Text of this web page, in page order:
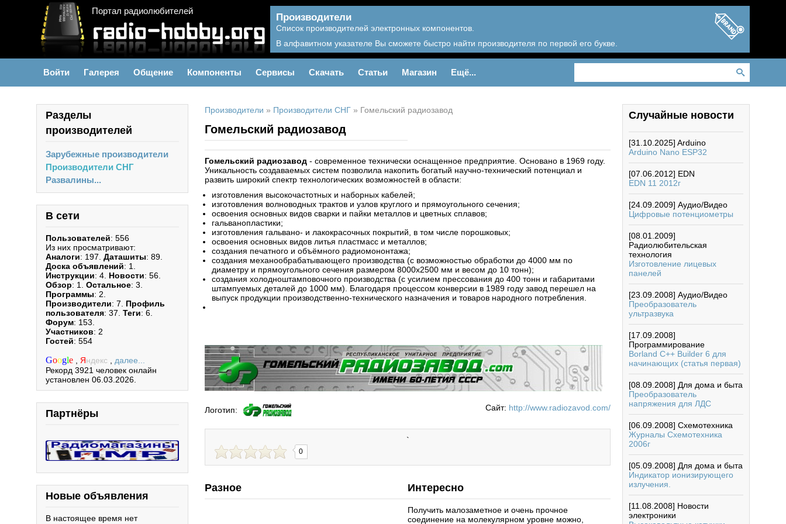
Портал радиолюбителей
Производители
Список производителей электронных компонентов.
В алфавитном указателе Вы сможете быстро найти производителя по первой его букве.
Войти Галерея Общение Компоненты Сервисы Скачать Статьи Магазин Ещё...
Разделы
производителей
Зарубежные производители
Производители СНГ
Развалины...
В сети
Пользователей: 556
Из них просматривают:
Аналоги: 197. Даташиты: 89.
Доска объявлений: 1.
Инструкции: 4. Новости: 56.
Обзор: 1. Остальное: 3.
Программы: 2.
Производители: 7. Профиль
пользователя: 37. Теги: 6.
Форум: 153.
Участников: 2
Гостей: 554
Google Яндекс
далее...
Рекорд 3921 человек онлайн
установлен 06.03.2026.
Партнёры
Новые объявления
В настоящее время нет
Производители » Производители СНГ » Гомельский радиозавод
Гомельский радиозавод
Гомельский радиозавод - современное технически оснащенное предприятие. Основано в 1969 году.
Уникальность создаваемых систем позволила накопить богатый научно-технический потенциал и
развить широкий спектр технологических возможностей в области:
изготовления высокочастотных и наборных кабелей;
изготовления волноводных трактов и узлов круглого и прямоугольного сечения;
освоения основных видов сварки и пайки металлов и цветных сплавов;
гальванопластики;
изготовления гальвано- и лакокрасочных покрытий, в том числе порошковых;
освоения основных видов литья пластмасс и металлов;
создания печатного и объёмного радиомононтажа;
создания механообрабатывающего производства (с возможностью обработки до 4000 мм по
диаметру и прямоугольного сечения размером 8000х2500 мм и весом до 10 тонн);
создания холодноштамповочного производства (с усилием прессования до 400 тонн и габаритами
штампуемых деталей до 1000 мм). Благодаря процессом конверсии в 1989 году завод перешел на
выпуск продукции производственно-технического назначения и товаров народного потребления.
Логотип: Сайт: http://www.radiozavod.com/
`
0
Разное Интересно
Получить малозаметное и очень прочное
соединение на молекулярном уровне можно,
Случайные новости
[31.10.2025] Arduino
Arduino Nano ESP32
[07.06.2012] EDN
EDN 11 2012г
[24.09.2009] Аудио/Видео
Цифровые потенциометры
[08.01.2009]
Радиолюбительская
технология
Изготовление лицевых
панелей
[23.09.2008] Аудио/Видео
Преобразователь
ультразвука
[17.09.2008]
Программирование
Borland C++ Builder 6 для
начинающих (статья первая)
[08.09.2008] Для дома и быта
Преобразователь
напряжения для ЛДС
[06.09.2008] Схемотехника
Журналы Схемотехника
2006г
[05.09.2008] Для дома и быта
Индикатор ионизирующего
излучения.
[11.08.2008] Новости
электроники